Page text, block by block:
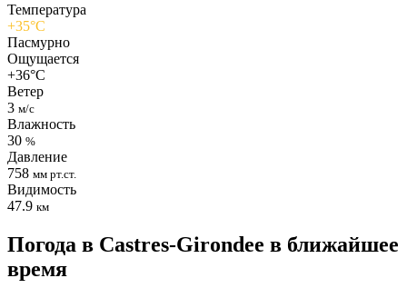
Температура
+35°C
Пасмурно
Ощущается
+36°C
Ветер
3 м/с
Влажность
30 %
Давление
758 мм рт.ст.
Видимость
47.9 км
Погода в Castres-Girondeе в ближайшее
время